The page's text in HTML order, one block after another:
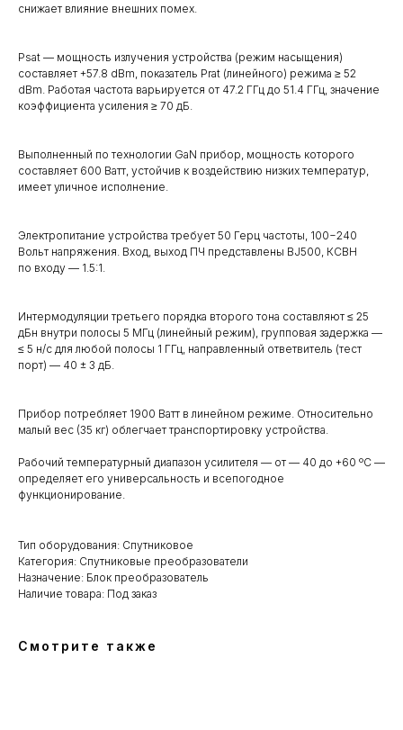
снижает влияние внешних помех.
Psat — мощность излучения устройства (режим насыщения)
составляет +57.8 dBm, показатель Prat (линейного) режима ≥ 52
dBm. Работая частота варьируется от 47.2 ГГц до 51.4 ГГц, значение
коэффициента усиления ≥ 70 дБ.
Выполненный по технологии GaN прибор, мощность которого
составляет 600 Ватт, устойчив к воздействию низких температур,
имеет уличное исполнение.
Электропитание устройства требует 50 Герц частоты, 100−240
Вольт напряжения. Вход, выход ПЧ представлены BJ500, КСВН
по входу — 1.5:1.
Интермодуляции третьего порядка второго тона составляют ≤ 25
дБн внутри полосы 5 МГц (линейный режим), групповая задержка —
≤ 5 н/с для любой полосы 1 ГГц, направленный ответвитель (тест
порт) — 40 ± 3 дБ.
Прибор потребляет 1900 Ватт в линейном режиме. Относительно
малый вес (35 кг) облегчает транспортировку устройства.
Рабочий температурный диапазон усилителя — от — 40 до +60 ºC —
определяет его универсальность и всепогодное
функционирование.
Тип оборудования: Спутниковое
Категория: Спутниковые преобразователи
Назначение: Блок преобразователь
Наличие товара: Под заказ
Смотрите также